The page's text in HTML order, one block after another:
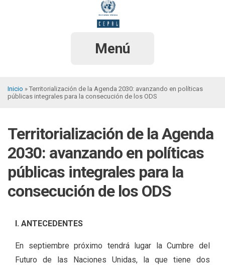
Menú
Sobrescribir
de
ayuda
a
la
navegación
Inicio
Territorialización de la Agenda 2030: avanzando en políticas
públicas integrales para la consecución de los ODS
Territorialización de la Agenda
2030: avanzando en políticas
públicas integrales para la
consecución de los ODS
I. ANTECEDENTES
En septiembre próximo tendrá lugar la Cumbre del
Futuro de las Naciones Unidas, la que tiene dos